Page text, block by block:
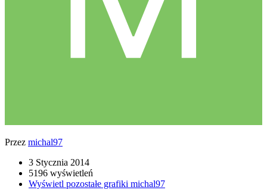
Przez michal97
3 Stycznia 2014
5196 wyświetleń
Wyświetl pozostałe grafiki michal97